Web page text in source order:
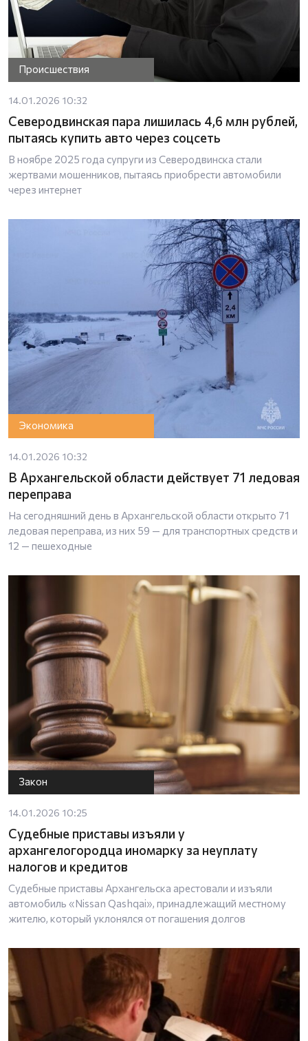
Происшествия
14.01.2026 10:32
Северодвинская пара лишилась 4,6 млн рублей,
пытаясь купить авто через соцсеть
В ноябре 2025 года супруги из Северодвинска стали
жертвами мошенников, пытаясь приобрести автомобили
через интернет
Экономика
14.01.2026 10:32
В Архангельской области действует 71 ледовая
переправа
На сегодняшний день в Архангельской области открыто 71
ледовая переправа, из них 59 — для транспортных средств и
12 — пешеходные
Закон
14.01.2026 10:25
Судебные приставы изъяли у
архангелогородца иномарку за неуплату
налогов и кредитов
Судебные приставы Архангельска арестовали и изъяли
автомобиль «Nissan Qashqai», принадлежащий местному
жителю, который уклонялся от погашения долгов